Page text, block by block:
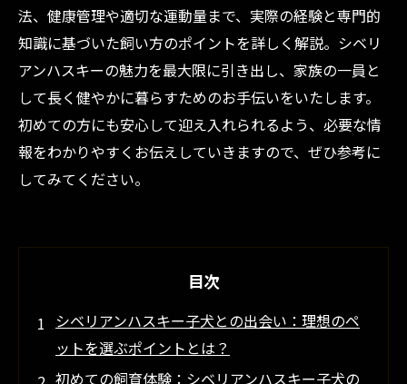
法、健康管理や適切な運動量まで、実際の経験と専門的
知識に基づいた飼い方のポイントを詳しく解説。シベリ
アンハスキーの魅力を最大限に引き出し、家族の一員と
して長く健やかに暮らすためのお手伝いをいたします。
初めての方にも安心して迎え入れられるよう、必要な情
報をわかりやすくお伝えしていきますので、ぜひ参考に
してみてください。
目次
シベリアンハスキー子犬との出会い：理想のペ
ットを選ぶポイントとは？
初めての飼育体験：シベリアンハスキー子犬の